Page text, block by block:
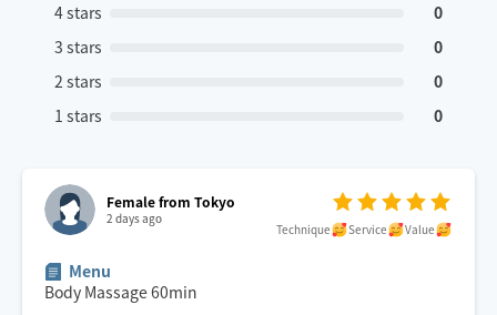
4 stars
0
3 stars
0
2 stars
0
1 stars
0
Female from Tokyo
2 days ago
Technique Service Value
Menu
Body Massage60min